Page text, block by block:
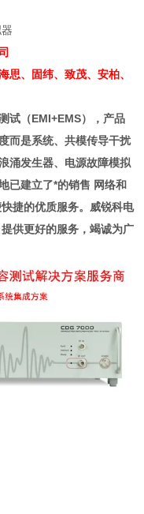
思、固纬、致茂、安柏、
试（EMI+EMS），产品
而是系统、共模传导干扰
涌发生器、电源故障模拟
已建立了*的销售 网络和
捷的优质服务。威锐科电
供更好的服务，竭诚为广